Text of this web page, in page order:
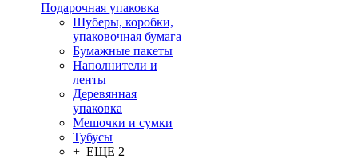
Подарочная упаковка
Шуберы, коробки,
упаковочная бумага
Бумажные пакеты
Наполнители и
ленты
Деревянная
упаковка
Мешочки и сумки
Тубусы
+ ЕЩЕ 2